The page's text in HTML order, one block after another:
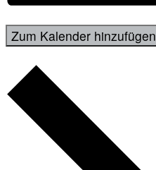
Zum Kalender hinzufügen